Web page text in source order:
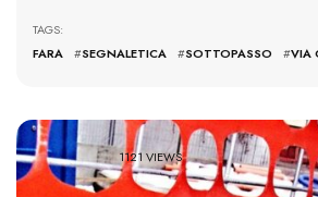
TAGS:
FARA
#SEGNALETICA #SOTTOPASSO #VIA
1121 VIEWS